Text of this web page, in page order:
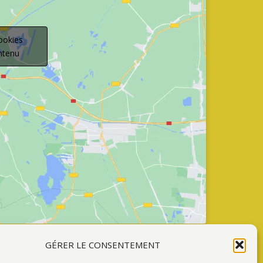
GÉRER LE CONSENTEMENT